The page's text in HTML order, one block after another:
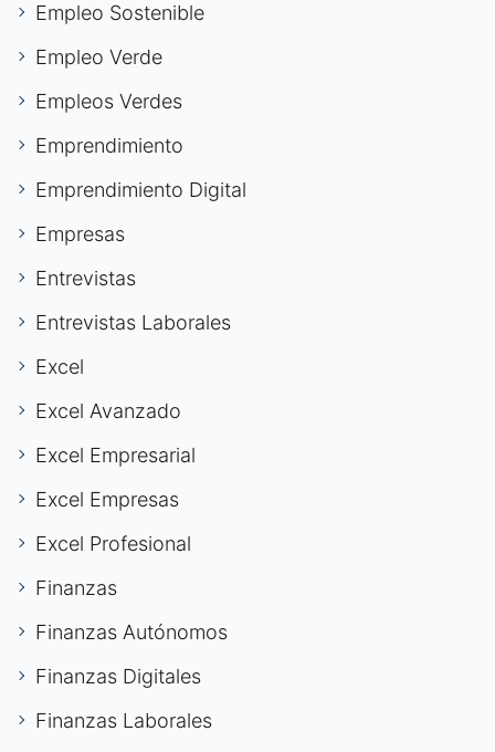
Empleo Sostenible
Empleo Verde
Empleos Verdes
Emprendimiento
Emprendimiento Digital
Empresas
Entrevistas
Entrevistas Laborales
Excel
Excel Avanzado
Excel Empresarial
Excel Empresas
Excel Profesional
Finanzas
Finanzas Autónomos
Finanzas Digitales
Finanzas Laborales